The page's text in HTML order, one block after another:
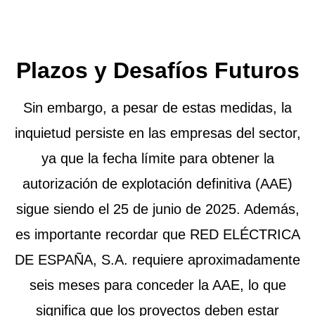
Plazos y Desafíos Futuros
Sin embargo, a pesar de estas medidas, la
inquietud persiste en las empresas del sector,
ya que la fecha límite para obtener la
autorización de explotación definitiva (AAE)
sigue siendo el 25 de junio de 2025. Además,
es importante recordar que RED ELÉCTRICA
DE ESPAÑA, S.A. requiere aproximadamente
seis meses para conceder la AAE, lo que
significa que los proyectos deben estar